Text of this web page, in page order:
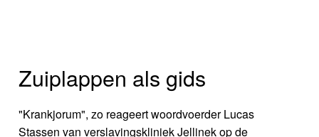
Zuiplappen als gids
"Krankjorum", zo reageert woordvoerder Lucas
Stassen van verslavingskliniek Jellinek op de